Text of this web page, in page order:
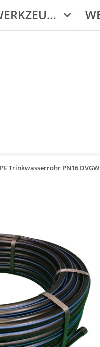
WERKZEUGE
PE Trinkwasserrohr PN16 DVGW